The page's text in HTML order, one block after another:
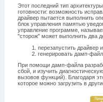
Этот последний тип
готовности: возможность
драйвер пытается выполнить
блок управления памятью
управление программе,
"сторож" может выполнить два
перезапустить драйвер
генерировать дамп-
При помощи дамп-файла
сбой, и изучить
вызовов функций). Благодаря
которое можно загрузить в